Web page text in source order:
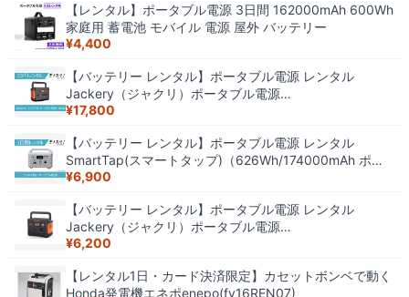
【レンタル】ポータブル電源 3日間 162000mAh 600Wh
家庭用 蓄電池 モバイル 電源 屋外 バッテリー
¥4,400
【バッテリー レンタル】ポータブル電源 レンタル
Jackery（ジャクリ）ポータブル電源
1000（1002Wh/278400mAh） 1ヶ月
¥17,800
【バッテリー レンタル】ポータブル電源 レンタル
SmartTap(スマートタップ)（626Wh/174000mAh ポー
タブル電源） 3日間 PowerArQ 4571427129545
¥6,900
【バッテリー レンタル】ポータブル電源 レンタル
Jackery（ジャクリ）ポータブル電源
400（400Wh/112200mAh）3日間 0854275007987
¥6,200
【レンタル1日・カード決済限定】カセットボンベで動く
Honda発電機エネポenepo(fy16REN07)